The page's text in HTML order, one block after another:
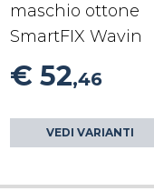
maschio ottone
SmartFIX Wavin
€ 52,46
VEDI VARIANTI